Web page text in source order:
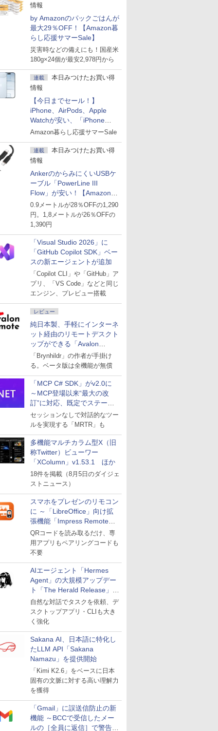
情報
by Amazonのパックごはんが
最大29％OFF！【Amazon暮
らし応援サマーSale】
災害時などの備えにも！国産米
180g×24個が最安2,978円から
連載
本日みつけたお買い得
情報
【今日までセール！】
iPhone、AirPods、Apple
Watchが安い、「iPhone
Air」256GB版が139,800円な
Amazon暮らし応援サマーSale
連載
本日みつけたお買い得
情報
AnkerのからみにくいUSBケ
ーブル「PowerLine III
Flow」が安い！【Amazon暮
らし応援サマーSale】
0.9メートルが28％OFFの1,290
円。1,8メートルが26％OFFの
1,390円
「Visual Studio 2026」に
「GitHub Copilot SDK」ベー
スの新エージェントが追加
「Copilot CLI」や「GitHub」ア
プリ、「VS Code」などと同じ
エンジン、プレビュー搭載
レビュー
純日本製、手軽にインターネ
ット経由のリモートデスクト
ップができる「Avalon
remote」
「Brynhildr」の作者が手掛け
る。ベータ版は全機能が無償
「MCP C# SDK」がv2.0に
～MCP登場以来“最大の改
訂”に対応、既定でステート
レスへ
セッションなしで対話的なツー
ルを実現する「MRTR」も
多機能マルチカラム型X（旧
称Twitter）ビューワー
「XColumn」v1.53.1 ほか
18件を掲載（8月5日のダイジェ
ストニュース）
スマホをプレゼンのリモコン
に ～「LibreOffice」向け拡
張機能「Impress Remote」
が公開
QRコードを読み取るだけ、専
用アプリもペアリングコードも
不要
AIエージェント「Hermes
Agent」の大規模アップデー
ト「The Herald Release」が
公開
自然な対話でタスクを依頼、デ
スクトップアプリ・CLIも大き
く強化
Sakana AI、日本語に特化し
たLLM API「Sakana
Namazu」を提供開始
「Kimi K2.6」をベースに日本
固有の文脈に対する高い理解力
を獲得
「Gmail」に誤送信防止の新
機能 ～BCCで受信したメー
ルの［全員に返信］で警告を